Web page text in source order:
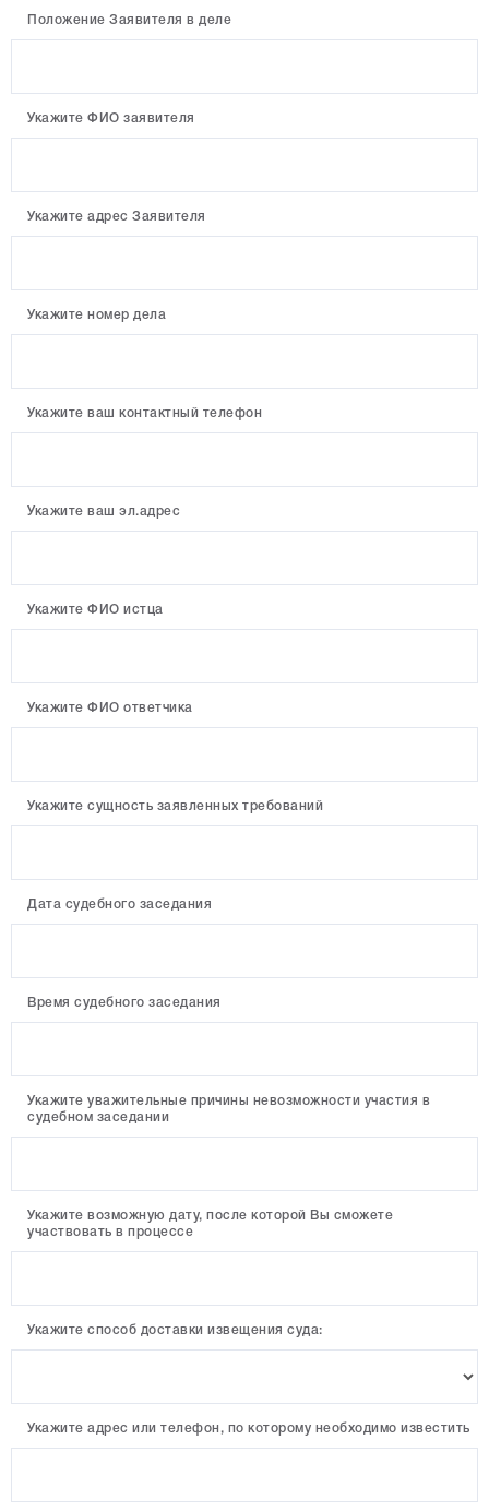
Положение Заявителя в деле
Укажите ФИО заявителя
Укажите адрес Заявителя
Укажите номер дела
Укажите ваш контактный телефон
Укажите ваш эл.адрес
Укажите ФИО истца
Укажите ФИО ответчика
Укажите сущность заявленных требований
Дата судебного заседания
Время судебного заседания
Укажите уважительные причины невозможности участия в
судебном заседании
Укажите возможную дату, после которой Вы сможете
участвовать в процессе
Укажите способ доставки извещения суда:
Укажите адрес или телефон, по которому необходимо известить